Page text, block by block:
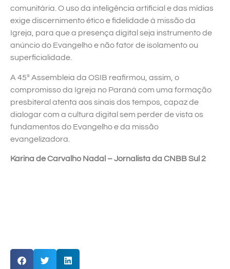
comunitária. O uso da inteligência artificial e das mídias
exige discernimento ético e fidelidade à missão da
Igreja, para que a presença digital seja instrumento de
anúncio do Evangelho e não fator de isolamento ou
superficialidade.
A 45ª Assembleia da OSIB reafirmou, assim, o
compromisso da Igreja no Paraná com uma formação
presbiteral atenta aos sinais dos tempos, capaz de
dialogar com a cultura digital sem perder de vista os
fundamentos do Evangelho e da missão
evangelizadora.
Karina de Carvalho Nadal – Jornalista da CNBB Sul 2